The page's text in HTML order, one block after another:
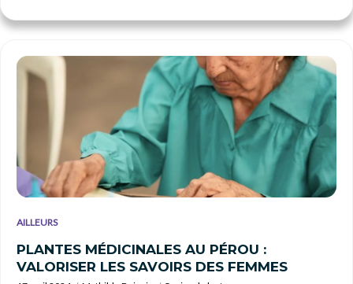
AILLEURS
PLANTES MÉDICINALES AU PÉROU :
VALORISER LES SAVOIRS DES FEMMES